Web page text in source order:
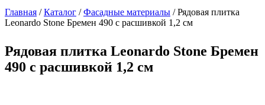
Главная /Каталог /Фасадные материалы / Рядовая плитка
Leonardo Stone Бремен 490 с расшивкой 1,2 см
Рядовая плитка Leonardo Stone Бремен
490 с расшивкой 1,2 см